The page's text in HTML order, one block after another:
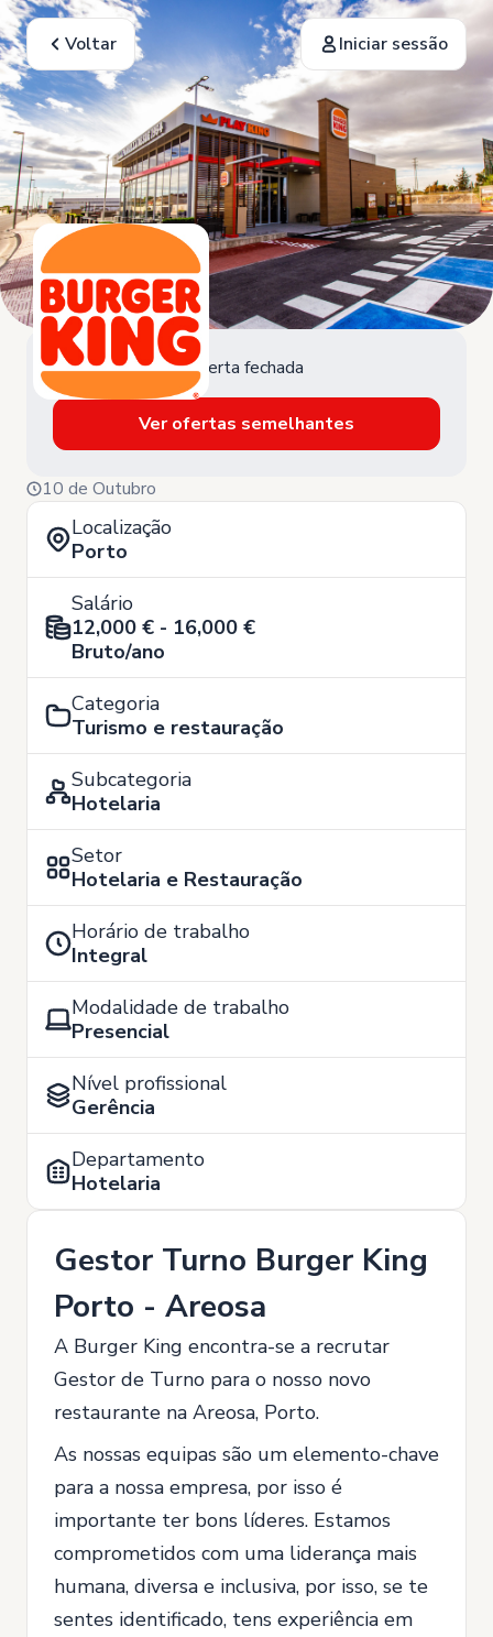
Voltar Iniciar sessão
Oferta fechada
Ver ofertas semelhantes
10 de Outubro
Localização
Porto
Salário
12,000 € - 16,000 €
Bruto/ano
Categoria
Turismo e restauração
Subcategoria
Hotelaria
Setor
Hotelaria e Restauração
Horário de trabalho
Integral
Modalidade de trabalho
Presencial
Nível profissional
Gerência
Departamento
Hotelaria
Gestor Turno Burger King
Porto - Areosa
A Burger King encontra-se a recrutar
Gestor de Turno para o nosso novo
restaurante na Areosa, Porto.
As nossas equipas são um elemento-chave
para a nossa empresa, por isso é
importante ter bons líderes. Estamos
comprometidos com uma liderança mais
humana, diversa e inclusiva, por isso, se te
sentes identificado, tens experiência em